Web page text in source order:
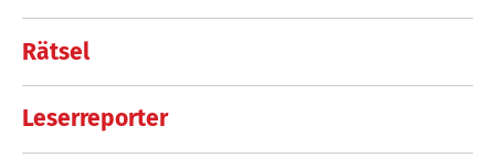
Rätsel
Leserreporter